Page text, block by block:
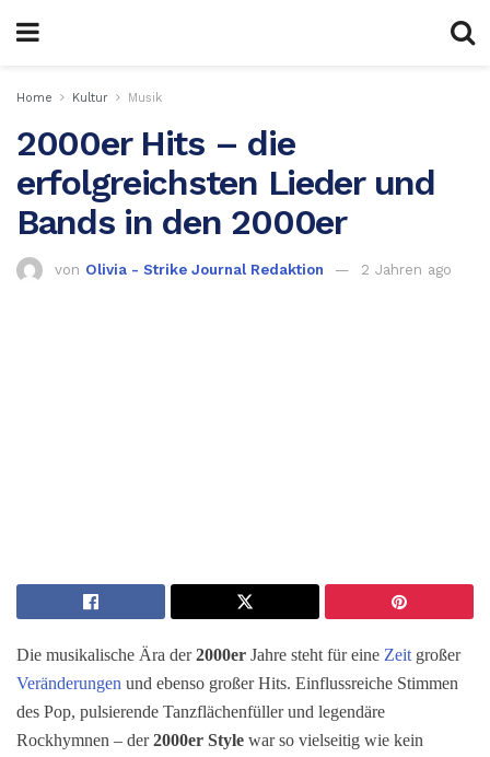
Home Kultur Musik
2000er Hits – die
erfolgreichsten Lieder und
Bands in den 2000er
von Olivia - Strike Journal Redaktion 2 Jahren ago
Die musikalische Ära der2000er Jahre steht für eine Zeit großer
Veränderungen und ebenso großer Hits. Einflussreiche Stimmen
des Pop, pulsierende Tanzflächenfüller und legendäre
Rockhymnen – der2000er Style war so vielseitig wie kein